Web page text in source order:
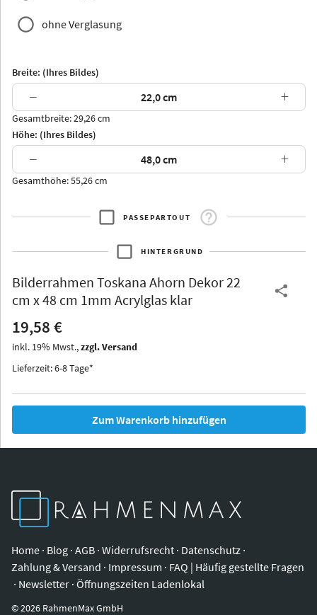
Jersey Dauphine
Arran Luzern
Thurgau
Iowa
ohne Verglasung
Breite: (Ihres Bildes)
− +
Gesamtbreite: 29,26 cm
Höhe: (Ihres Bildes)
− +
Gesamthöhe: 55,26 cm
PASSEPARTOUT
HINTERGRUND
Bilderrahmen Toskana Ahorn Dekor 22
cm x 48 cm 1mm Acrylglas klar
19,58 €
inkl. 19% Mwst.,zzgl. Versand
Lieferzeit: 6-8 Tage*
Zum Warenkorb hinzufügen
Home · Blog · AGB · Widerrufsrecht · Datenschutz ·
Zahlung & Versand · Impressum · FAQ | Häufig gestellte Fragen
· Newsletter · Öffnungszeiten Ladenlokal
©2026 RahmenMax GmbH